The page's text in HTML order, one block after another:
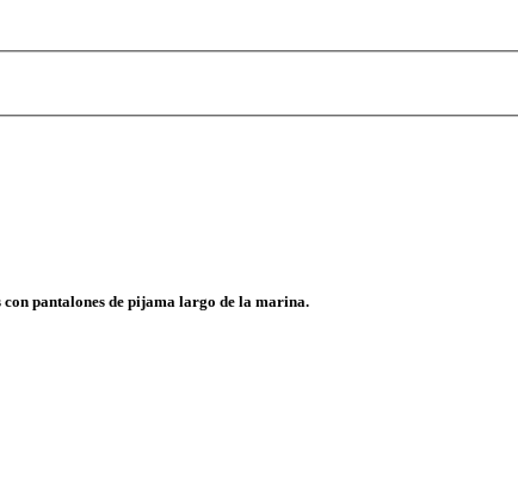
pantalones de pijama largo de la marina.